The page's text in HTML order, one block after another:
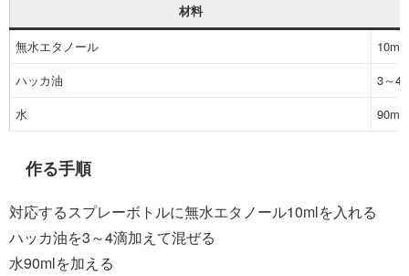
材料
無水エタノール
10ml
ハッカ油
3～4
水
90ml
作る手順
対応するスプレーボトルに無水エタノール10mlを入れる
ハッカ油を3～4滴加えて混ぜる
水90mlを加える